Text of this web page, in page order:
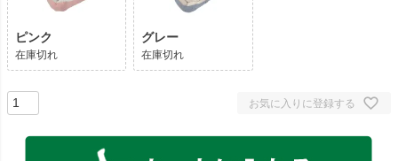
ピンク
在庫切れ
グレー
在庫切れ
お気に入りに登録する